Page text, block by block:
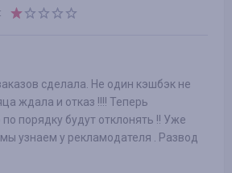
сделала. Не один кэшбэк не
ждала и отказ !!!! Теперь
порядку будут отклонять !! Уже
узнаем у рекламодателя . Развод